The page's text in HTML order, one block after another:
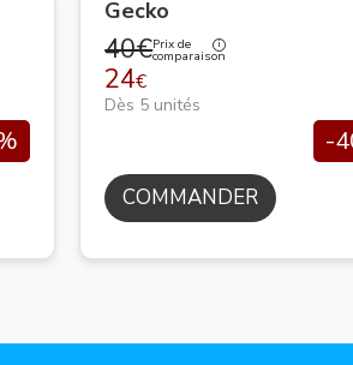
Gecko
40€Prix de
comparaison
24€
Dès 5 unités
-
COMMANDER